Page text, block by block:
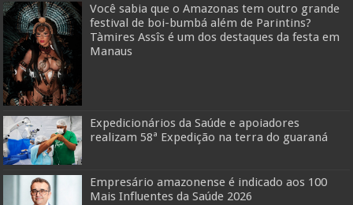
Você sabia que o Amazonas tem outro grande
festival de boi-bumbá além de Parintins?
Tàmires Assîs é um dos destaques da festa em
Manaus
Expedicionários da Saúde e apoiadores
realizam 58ª Expedição na terra do guaraná
Empresário amazonense é indicado aos 100
Mais Influentes da Saúde 2026